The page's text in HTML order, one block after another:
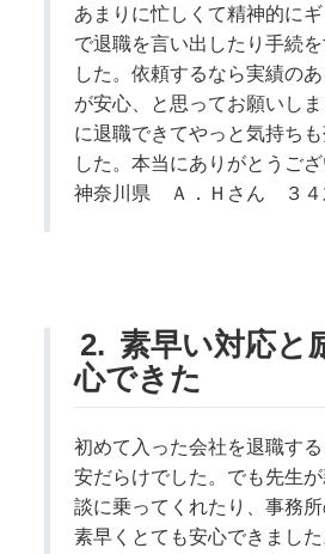
あまりに忙しくて精神的に
で退職を言い出したり手続
した。依頼するなら実績の
が安心、と思ってお願いし
に退職できてやっと気持ち
した。本当にありがとうござ
神奈川県 Ａ．Ｈさん ３
2. 素早い対応と
心できた
初めて入った会社を退職す
安だらけでした。でも先生
談に乗ってくれたり、事務
素早くとても安心できました